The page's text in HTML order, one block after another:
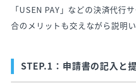
「USEN PAY」などの決済代行
合のメリットも交えながら説明い
STEP.1：申請書の記入と